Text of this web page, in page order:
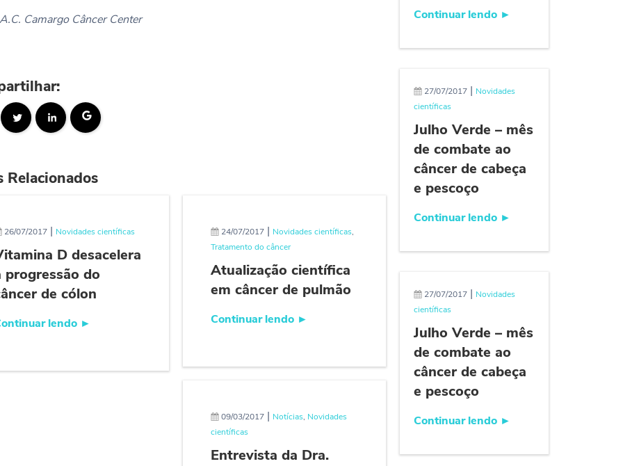
Camargo Câncer Center
Relacionados
26/07/2017| Novidades científicas
D desacelera
progressão do
de cólon
lendo ►
24/07/2017| Novidades científicas,
Tratamento do câncer
Atualização científica
em câncer de pulmão
Continuar lendo ►
09/03/2017| Notícias, Novidades
científicas
Entrevista da Dra.
Continuar lendo ►
27/07/2017 | Novidades
científicas
Julho Verde – mês
de combate ao
câncer de cabeça
e pescoço
Continuar lendo ►
27/07/2017 | Novidades
científicas
Julho Verde – mês
de combate ao
câncer de cabeça
e pescoço
Continuar lendo ►